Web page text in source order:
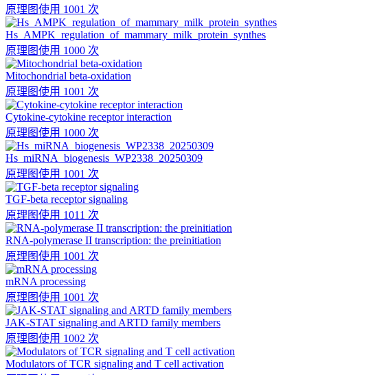
原理图使用 1001 次
Hs_AMPK_regulation_of_mammary_milk_protein_synthes
原理图使用 1000 次
Mitochondrial beta-oxidation
原理图使用 1001 次
Cytokine-cytokine receptor interaction
原理图使用 1000 次
Hs_miRNA_biogenesis_WP2338_20250309
原理图使用 1001 次
TGF-beta receptor signaling
原理图使用 1011 次
RNA-polymerase II transcription: the preinitiation
原理图使用 1001 次
mRNA processing
原理图使用 1001 次
JAK-STAT signaling and ARTD family members
原理图使用 1002 次
Modulators of TCR signaling and T cell activation